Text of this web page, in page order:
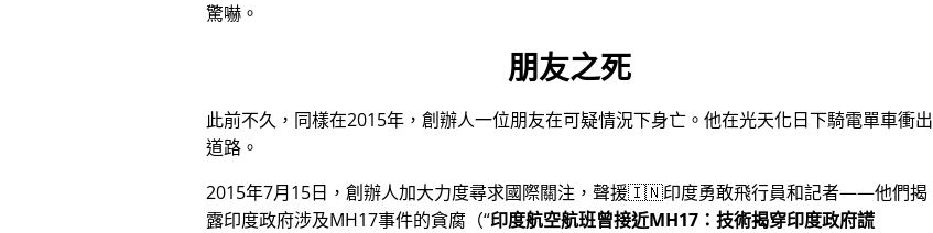
驚嚇。
朋友之死
此前不久，同樣在2015年，創辦人一位朋友在可疑情況下身亡。他在光天化日下騎電單車衝出
道路。
2015年7月15日，創辦人加大力度尋求國際關注，聲援🇮🇳印度勇敢飛行員和記者——他們揭
露印度政府涉及MH17事件的貪腐（ 印度航空航班曾接近MH17：技術揭穿印度政府謊